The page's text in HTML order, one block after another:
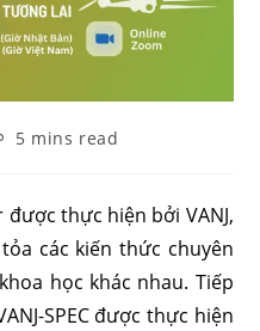
5 mins read
được thực hiện bởi VANJ,
các kiến thức chuyên
học khác nhau. Tiếp
SPEC được thực hiện